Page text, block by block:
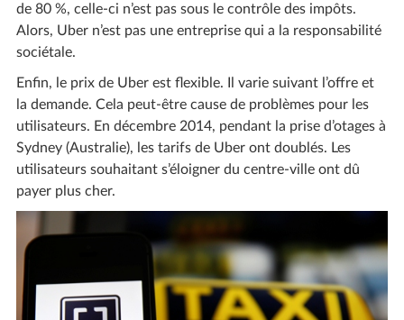
de 80 %, celle-ci n’est pas sous le contrôle des impôts.
Alors, Uber n’est pas une entreprise qui a la responsabilité
sociétale.
Enfin, le prix de Uber est flexible. Il varie suivant l’offre et
la demande. Cela peut-être cause de problèmes pour les
utilisateurs. En décembre 2014, pendant la prise d’otages à
Sydney (Australie), les tarifs de Uber ont doublés. Les
utilisateurs souhaitant s’éloigner du centre-ville ont dû
payer plus cher.